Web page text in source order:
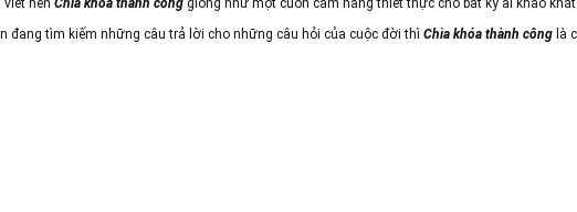
nên Chìa khóa thành công giống như một cuốn cẩm nang thiết thực cho bất kỳ ai khao
đang tìm kiếm những câu trả lời cho những câu hỏi của cuộc đời thì Chìa khóa thành công là